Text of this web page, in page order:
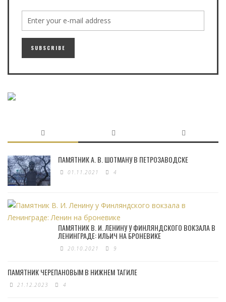
ПАМЯТНИК А. В. ШОТМАНУ В ПЕТРОЗАВОДСКЕ
01.11.2021 4
ПАМЯТНИК В. И. ЛЕНИНУ У ФИНЛЯНДСКОГО ВОКЗАЛА В
ЛЕНИНГРАДЕ: ИЛЬИЧ НА БРОНЕВИКЕ
20.10.2021 9
ПАМЯТНИК ЧЕРЕПАНОВЫМ В НИЖНЕМ ТАГИЛЕ
21.12.2023 4